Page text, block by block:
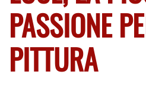
PASSIONE
PITTURA